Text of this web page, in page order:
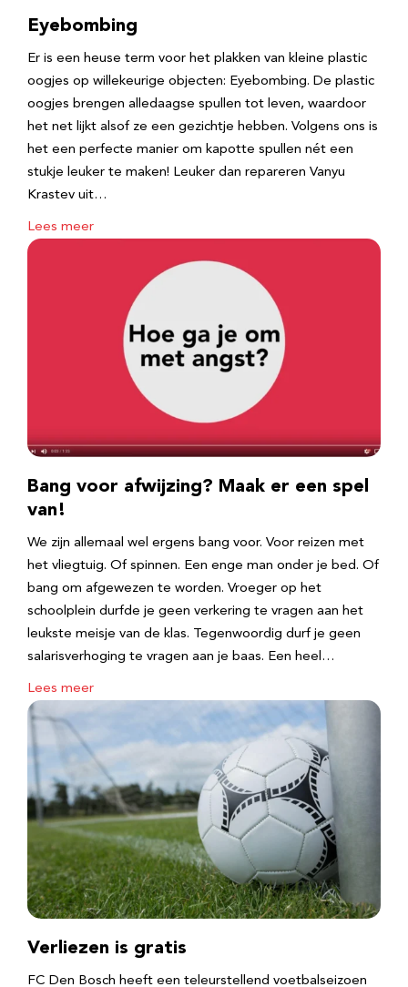
Eyebombing
Er is een heuse term voor het plakken van kleine plastic
oogjes op willekeurige objecten: Eyebombing. De plastic
oogjes brengen alledaagse spullen tot leven, waardoor
het net lijkt alsof ze een gezichtje hebben. Volgens ons is
het een perfecte manier om kapotte spullen nét een
stukje leuker te maken! Leuker dan repareren Vanyu
Krastev uit…
Lees meer
Bang voor afwijzing? Maak er een spel
van!
We zijn allemaal wel ergens bang voor. Voor reizen met
het vliegtuig. Of spinnen. Een enge man onder je bed. Of
bang om afgewezen te worden. Vroeger op het
schoolplein durfde je geen verkering te vragen aan het
leukste meisje van de klas. Tegenwoordig durf je geen
salarisverhoging te vragen aan je baas. Een heel…
Lees meer
Verliezen is gratis
FC Den Bosch heeft een teleurstellend voetbalseizoen